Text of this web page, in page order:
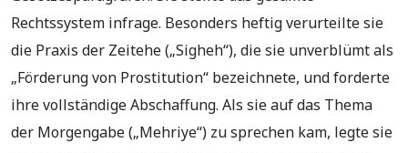
Rechtssystem infrage. Besonders heftig verurteilte sie
die Praxis der Zeitehe („Sigheh“), die sie unverblümt als
„Förderung von Prostitution“ bezeichnete, und forderte
ihre vollständige Abschaffung. Als sie auf das Thema
der Morgengabe („Mehriye“) zu sprechen kam, legte sie